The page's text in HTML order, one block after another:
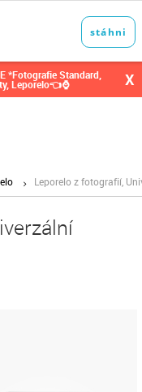
*Fotografie Standard,
Leporelo👈⌚ X
Leporelo z fotografií,